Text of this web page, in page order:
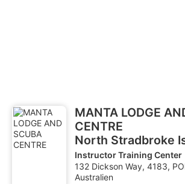
MANTA LODGE
CENTRE
North Stradbroke
Instructor Training Center
132 Dickson Way, 4183,
Australien